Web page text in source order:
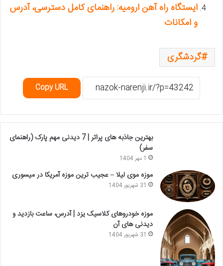
ایستگاه راه آهن ارومیه: راهنمای کامل دسترسی، آدرس
و امکانات
گردشگری
Copy URL
بهترین جاذبه های پراتر | 7 دیدنی مهم پارک (راهنمای
سفر)
1 مهر 1404
موزه موی لیلا – عجیب ترین موزه آمریکا در میسوری
31 شهریور 1404
موزه خودروهای کلاسیک یزد | آدرس، ساعت بازدید و
دیدنی های آن
31 شهریور 1404